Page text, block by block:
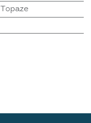
Topaze